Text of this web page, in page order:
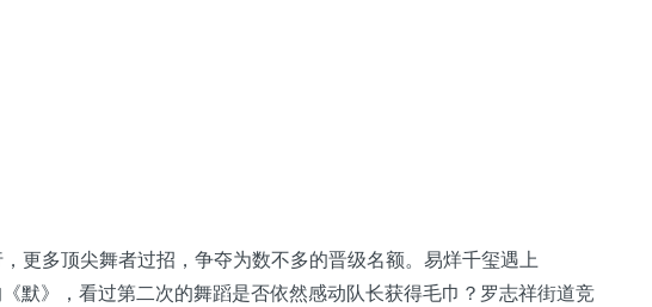
更多顶尖舞者过招，争夺为数不多的晋级名额。易烊千玺遇上
默》，看过第二次的舞蹈是否依然感动队长获得毛巾？罗志祥街道竞